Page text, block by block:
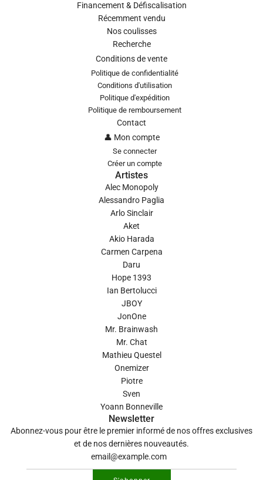
Financement & Défiscalisation
Récemment vendu
Nos coulisses
Recherche
Conditions de vente
Politique de confidentialité
Conditions d'utilisation
Politique d'expédition
Politique de remboursement
Contact
👤 Mon compte
Se connecter
Créer un compte
Artistes
Alec Monopoly
Alessandro Paglia
Arlo Sinclair
Aket
Akio Harada
Carmen Carpena
Daru
Hope 1393
Ian Bertolucci
JBOY
JonOne
Mr. Brainwash
Mr. Chat
Mathieu Questel
Onemizer
Piotre
Sven
Yoann Bonneville
Newsletter
Abonnez-vous pour être le premier informé de nos offres exclusives
et de nos dernières nouveautés.